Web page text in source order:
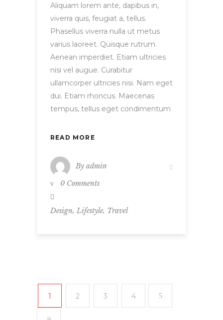
Aliquam lorem ante, dapibus in,
viverra quis, feugiat a, tellus.
Phasellus viverra nulla ut metus
varius laoreet. Quisque rutrum.
Aenean imperdiet. Etiam ultricies
nisi vel augue. Curabitur
ullamcorper ultricies nisi. Nam eget
dui. Etiam rhoncus. Maecenas
tempus, tellus eget condimentum
READ MORE
By admin
0 Comments
Design, Lifestyle, Travel
1 2 3 4